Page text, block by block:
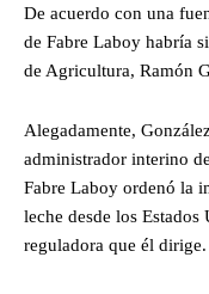
De acuerdo con una
de Fabre Laboy habría
de Agricultura, Ramón
Alegadamente,
administrador interino
Fabre Laboy ordenó la
leche desde los
reguladora que él dirige.